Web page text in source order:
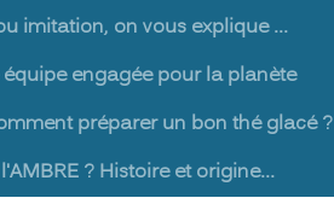
imitation, on vous explique ...
engagée pour la planète
préparer un bon thé glacé ?
? Histoire et origine...